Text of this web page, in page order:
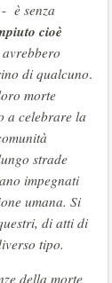
è senza
cioè
di qualcuno.
morte
a celebrare la
strade
impegnati
umana. Si
di atti di
tipo.
della morte